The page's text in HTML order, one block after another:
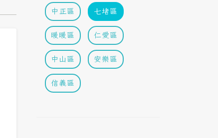
中正區 七堵區
暖暖區 仁愛區
中山區 安樂區
信義區